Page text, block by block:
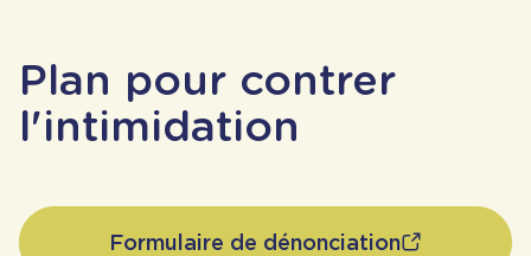
Plan pour contrer
l'intimidation
Formulaire de dénonciation